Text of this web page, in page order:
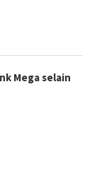
Mega selain